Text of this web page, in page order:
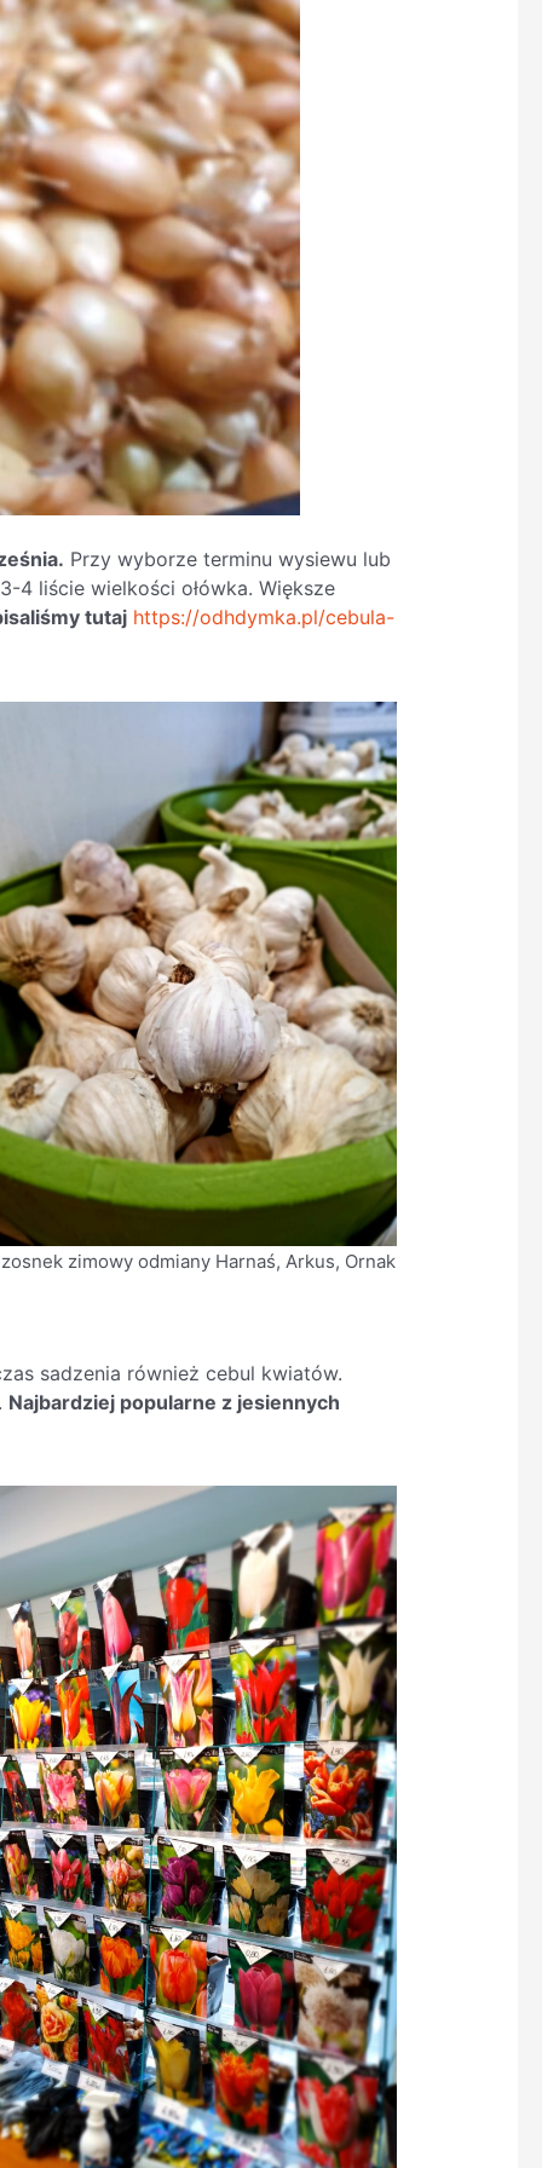
Przy wyborze terminu wysiewu lub
4 liście wielkości ołówka. Większe
tutaj https://odhdymka.pl/cebula-
zimowy odmiany Harnaś, Arkus, Ornak
sadzenia również cebul kwiatów.
Najbardziej popularne z jesiennych